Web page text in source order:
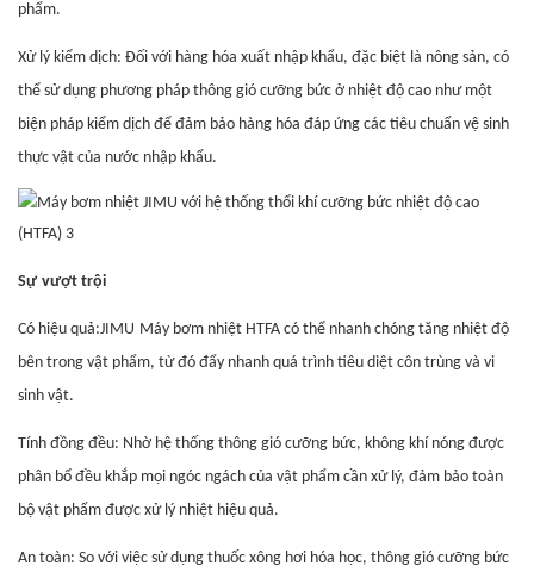
phẩm.
Xử lý kiểm dịch: Đối với hàng hóa xuất nhập khẩu, đặc biệt là nông sản, có
thể sử dụng phương pháp thông gió cưỡng bức ở nhiệt độ cao như một
biện pháp kiểm dịch để đảm bảo hàng hóa đáp ứng các tiêu chuẩn vệ sinh
thực vật của nước nhập khẩu.
Sự vượt trội
Có hiệu quả:JIMU Máy bơm nhiệt HTFA có thể nhanh chóng tăng nhiệt độ
bên trong vật phẩm, từ đó đẩy nhanh quá trình tiêu diệt côn trùng và vi
sinh vật.
Tính đồng đều: Nhờ hệ thống thông gió cưỡng bức, không khí nóng được
phân bổ đều khắp mọi ngóc ngách của vật phẩm cần xử lý, đảm bảo toàn
bộ vật phẩm được xử lý nhiệt hiệu quả.
An toàn: So với việc sử dụng thuốc xông hơi hóa học, thông gió cưỡng bức